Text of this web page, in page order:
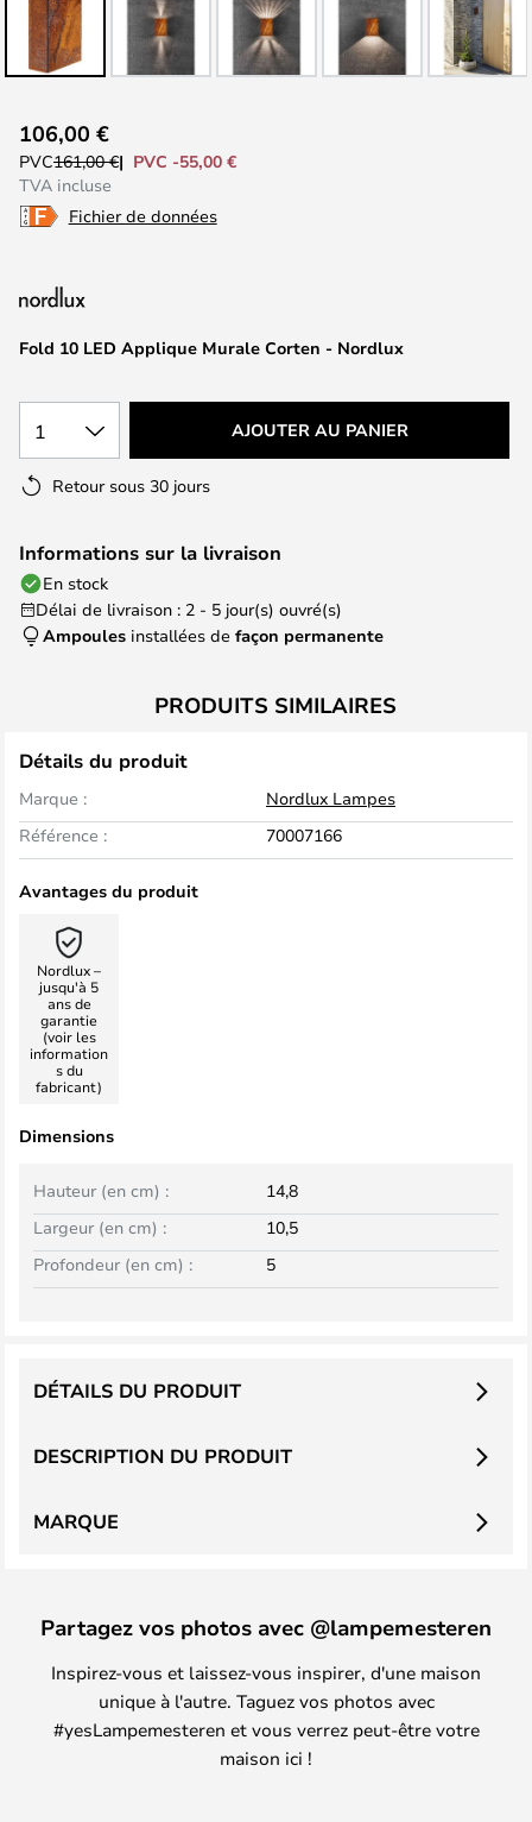
to
the
beginning
of
images
Fold 10 LED Applique Murale Corten - Nordlux
106,00 €
PVC161,00 €
PVC -55,00 €
TVA incluse
Fichier de données
1 AJOUTER AU PANIER
Retour sous 30 jours
Informations sur la livraison
En stock
Délai de livraison : 2 - 5 jour(s) ouvré(s)
Ampoules installées de façon permanente
PRODUITS SIMILAIRES
Détails du produit
Marque :
Nordlux Lampes
Référence :
70007166
Avantages du produit
Nordlux –
jusqu'à 5
ans de
garantie
(voir les
information
s du
fabricant)
Dimensions
Largeur (en cm) : 10,5
Hauteur (en cm) : 14,8
Profondeur (en cm) : 5
DESCRIPTION DU PRODUIT
DÉTAILS DU PRODUIT
MARQUE
Partagez vos photos avec @lampemesteren
Inspirez-vous et laissez-vous inspirer, d'une maison
unique à l'autre. Taguez vos photos avec
#yesLampemesteren et vous verrez peut-être votre
maison ici !